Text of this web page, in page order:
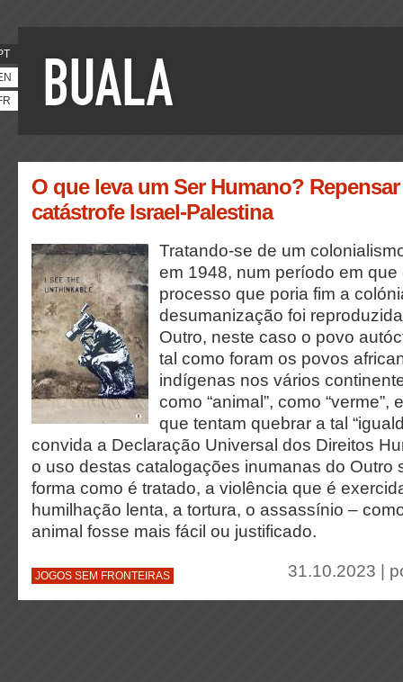
O que leva um Ser Humano?
catástrofe Israel-Palestina
Tratando-se de um
em 1948, num período em
processo que poria fim a
desumanização foi
Outro, neste caso o povo
tal como foram os povos
indígenas nos vários
como “animal”, como “verme”,
que tentam quebrar a tal
convida a Declaração Universal dos Direitos
o uso destas catalogações inumanas do Outro
forma como é tratado, a violência que é
humilhação lenta, a tortura, o assassínio –
animal fosse mais fácil ou justificado.
JOGOS SEM FRONTEIRAS 31.10.2023 |